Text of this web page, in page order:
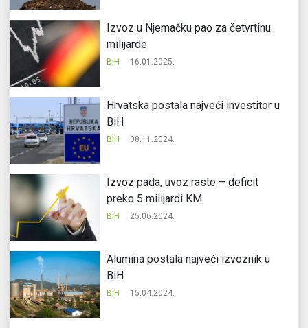
Izvoz u Njemačku pao za četvrtinu
milijarde
BiH 16.01.2025.
Hrvatska postala najveći investitor u
BiH
BiH 08.11.2024.
Izvoz pada, uvoz raste – deficit
preko 5 milijardi KM
BiH 25.06.2024.
Alumina postala najveći izvoznik u
BiH
BiH 15.04.2024.